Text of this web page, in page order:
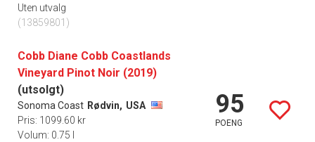
Uten utvalg
(13859801)
Cobb Diane Cobb Coastlands
Vineyard Pinot Noir (2019)
(utsolgt)
Sonoma Coast Rødvin, USA
Pris: 1099.60 kr
Volum: 0.75 l
95
POENG